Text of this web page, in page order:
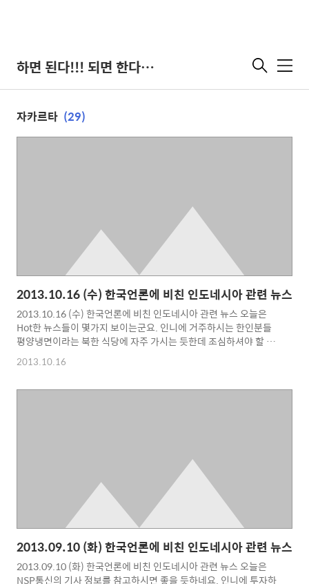
하면 된다!!! 되면 한다??? 메
자카르타 (29)
2013.10.16 (수) 한국언론에 비친 인도네시아 관련 뉴스
2013.10.16 (수) 한국언론에 비친 인도네시아 관련 뉴스 오늘은
Hot한 뉴스들이 몇가지 보이는군요. 인니에 거주하시는 한인분들
평양냉면이라는 북한 식당에 자주 가시는 듯한데 조심하셔야 할 듯
합니다. 해외식당을 통해 스파이 활동 및 외화벌이를 한다는 기사가
떳네요. 한방에 종북 빨갱이가 되실 수 있으니 자제하시길 바랍니
2013.10.16
2013.09.10 (화) 한국언론에 비친 인도네시아 관련 뉴스
2013.09.10 (화) 한국언론에 비친 인도네시아 관련 뉴스 오늘은
NSP통신의 기사 정보를 참고하시면 좋을 듯하네요. 인니에 투자하